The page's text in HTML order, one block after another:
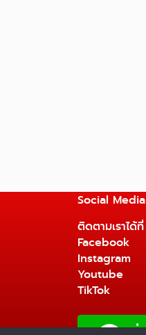
Social Media
ติดตามเราได้ที่
Facebook
Instagram
Youtube
TikTok